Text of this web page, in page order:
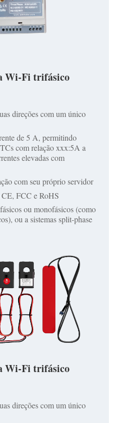
Wi-Fi trifásico
direções com um único
de 5 A, permitindo
com relação xxx:5A a
elevadas com
com seu próprio servidor
FCC e RoHS
ou monofásicos (como
ou a sistemas split-phase
Wi-Fi trifásico
direções com um único